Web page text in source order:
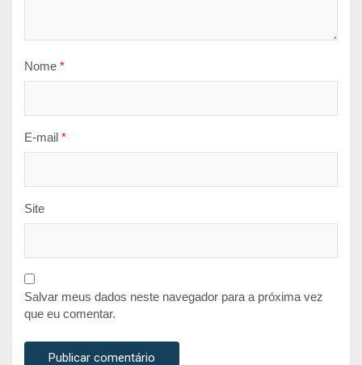
Nome *
E-mail *
Site
Salvar meus dados neste navegador para a próxima vez
que eu comentar.